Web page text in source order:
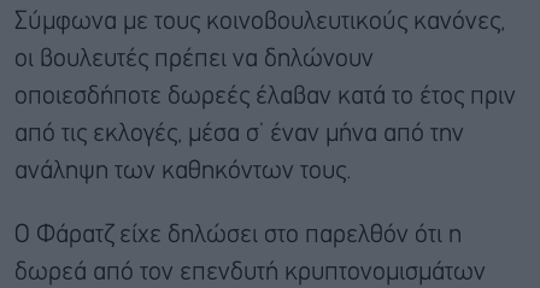
Σύμφωνα με τους κοινοβουλευτικούς κανόνες,
οι βουλευτές πρέπει να δηλώνουν
οποιεσδήποτε δωρεές έλαβαν κατά το έτος πριν
από τις εκλογές, μέσα σ’ έναν μήνα από την
ανάληψη των καθηκόντων τους.
Ο Φάρατζ είχε δηλώσει στο παρελθόν ότι η
δωρεά από τον επενδυτή κρυπτονομισμάτων